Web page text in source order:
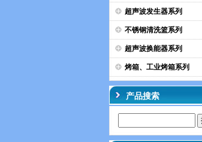
超声波发生器系列
不锈钢清洗篮系列
超声波换能器系列
烤箱、工业烤箱系列
产品搜索